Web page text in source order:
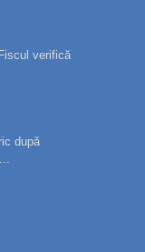
verifică
după